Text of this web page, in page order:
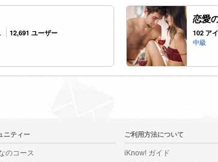
12,691 ユーザー
恋愛
102 ア
中級
ニティー
のコース
ご利用方法について
iKnow! ガイド